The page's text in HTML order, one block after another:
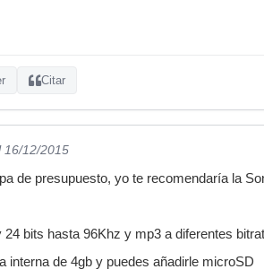
Citar
16/12/2015
de presupuesto, yo te recomendaría la
bits hasta 96Khz y mp3 a diferentes
interna de 4gb y puedes añadirle microSD